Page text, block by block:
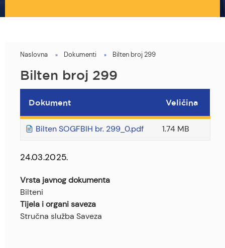
You
are
here
Naslovna Dokumenti Bilten broj 299
Bilten broj 299
Dokument Veličina
Bilten SOGFBIH br. 299_0.pdf 1.74 MB
24.03.2025.
Vrsta javnog dokumenta
Bilteni
Tijela i organi saveza
Stručna služba Saveza